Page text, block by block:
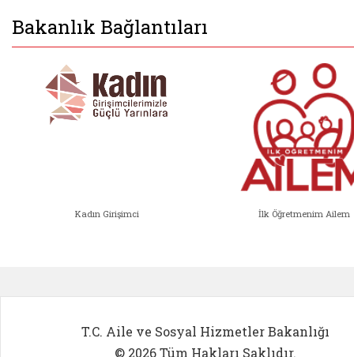
Bakanlık Bağlantıları
Kadın Girişimci İlk Öğretmenim Ailem
T.C. Aile ve Sosyal Hizmetler Bakanlığı
© 2026 Tüm Hakları Saklıdır.